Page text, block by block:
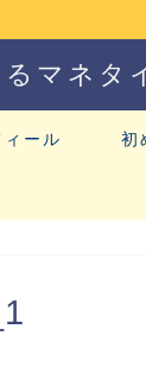
マネタ
ール 初